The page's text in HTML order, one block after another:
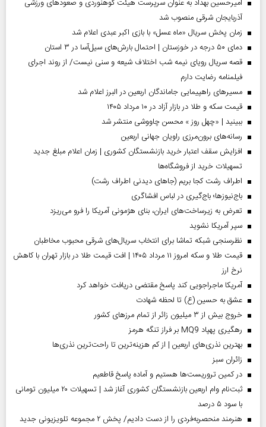
امیرحسین بهداد به عنوان سرپرست هیئت کوهنوردی و صعودهای ورزشی
آذربایجان شرقی منصوب شد
زمان پخش سریال «ماه عسل» با بازی اکبر عبدی اعلام شد
دمای ۵۰ درجه در خوزستان | احتمال بارش‌های سیل‌آسا در ۳ استان
قصه سریال رویای نیمه شب اختلاف شیعه و سنی نیست/ از روند اجرای
فیلمنامه رضایت دارم
مسیر‌های راهپیمایی جاماندگان اربعین در البرز اعلام شد
قیمت سکه و طلا در بازار آزاد در ۱۰ مرداد ۱۴۰۵
ببینید | «چهل روز » محسن چاووشی منتشر شد
رسانه‌های برون‌مرزی راویان جهانی اربعین
افزایش سقف اعتبار خرید بازنشستگان کشوری | زمان اعلام مبلغ جدید
تسهیلات خرید از فروشگاه‌ها
اطراف رشت کجا بریم (جاهای دیدنی اطراف رشت)
باج‌نیوزها؛ باج‌گیری در لباس افشاگری
تعرض به زیرساخت‌های ایران، بنای هژمونی آمریکا را فرو می‌ریزد
سپر آمریکا نشوید
نظرسنجی شبکه تماشا برای انتخاب سریال‌های شرقی محبوب مخاطبان
قیمت طلا و سکه امروز ۱۱ مرداد ۱۴۰۵ | افت قیمت طلا در بازار تهران با کاهش
نرخ ارز
آمریکا ماجراجویی کند پاسخ مقتضی دریافت خواهد کرد
عشق به حسین (ع) تا لحظه شهادت
خروج بیش از ۳ میلیون زائر از تمام مرز‌های کشور
رهگیری پهپاد MQ9 بر فراز تنگه هرمز
بهترین نذری‌های اربعین | از کم هزینه‌ترین تا راحت‌ترین نذری‌ها
‌زائران سبز
در کمین تروریست‌ها هستیم و آماده پاسخ قاطعیم
ثبت‌نام وام اربعین بازنشستگان کشوری آغاز شد | تسهیلات ۲۰ میلیون تومانی
با سود ۵ درصد
هنرمند منحصر‌به‌فردی را از دست دادیم/ پخش ۲ مجموعه تلویزیونی جدید